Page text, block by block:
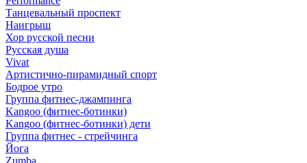
Танцевальный проспект
Наигрыш
Хор русской песни
Русская душа
Vivat
Артистично-пирамидный спорт
Бодрое утро
Группа фитнес-джампинга
Kangoo (фитнес-ботинки)
Kangoo (фитнес-ботинки) дети
Группа фитнес - стрейчинга
Йога
Zumba